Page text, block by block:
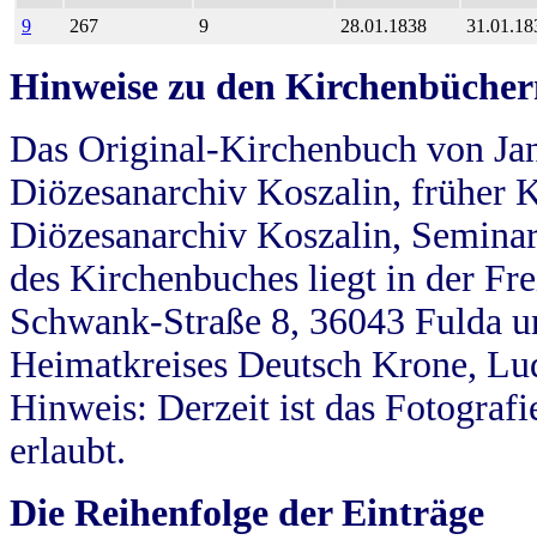
9 267 9 28.01.1838
Hinweise zu den
Das Original-Kirchenbuch von
Diözesanarchiv Koszalin, früher
Diözesanarchiv Koszalin,
des Kirchenbuches liegt in der
Schwank-Straße 8, 36043 Fulda
Heimatkreises Deutsch Krone,
Hinweis: Derzeit ist das
erlaubt.
Die Reihenfolge der Einträge